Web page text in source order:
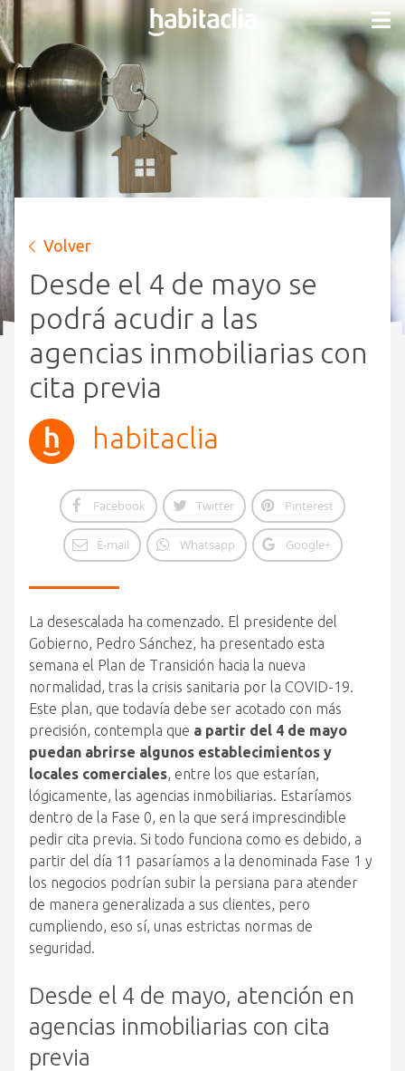
Volver
Desde el 4 de mayo se
podrá acudir a las
agencias inmobiliarias con
cita previa
habitaclia
Facebook Twitter Pinterest
E-mail Whatsapp Google+
La desescalada ha comenzado. El presidente del
Gobierno, Pedro Sánchez, ha presentado esta
semana el Plan de Transición hacia la nueva
normalidad, tras la crisis sanitaria por la COVID-19.
Este plan, que todavía debe ser acotado con más
precisión, contempla que a partir del 4 de mayo
puedan abrirse algunos establecimientos y
locales comerciales, entre los que estarían,
lógicamente, las agencias inmobiliarias. Estaríamos
dentro de la Fase 0, en la que será imprescindible
pedir cita previa. Si todo funciona como es debido, a
partir del día 11 pasaríamos a la denominada Fase 1 y
los negocios podrían subir la persiana para atender
de manera generalizada a sus clientes, pero
cumpliendo, eso sí, unas estrictas normas de
seguridad.
Desde el 4 de mayo, atención en
agencias inmobiliarias con cita
previa